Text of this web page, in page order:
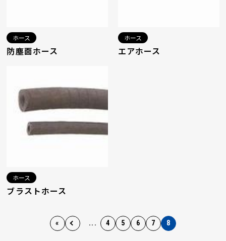
ホース
防塵面ホース
ホース
エアホース
ホース
ブラストホース
« ... 4 5 6 7 8